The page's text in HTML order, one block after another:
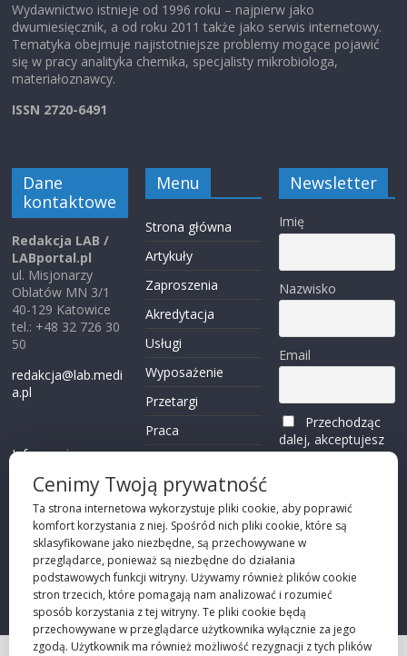
Wydawnictwo istnieje od 1996 roku – najpierw jako
dwumiesięcznik, a od roku 2011 także jako serwis internetowy.
Tematyka obejmuje najistotniejsze problemy mogące pojawić
się w pracy analityka chemika, specjalisty mikrobiologa,
materiałoznawcy.
ISSN 2720-6491
Dane
kontaktowe
Redakcja LAB /
LABportal.pl
ul. Misjonarzy
Oblatów MN 3/1
40-129 Katowice
tel.: +48 32 726 30
50
redakcja@lab.medi
a.pl
Informacje o
Przechodząc dalej,
akceptujeszpolity
kę prywatności
Menu
Strona główna
Artykuły
Zaproszenia
Akredytacja
Usługi
Wyposażenie
Przetargi
Praca
Kontakt
Newsletter
Imię
Nazwisko
Email
Przechodząc
dalej, akceptujesz
politykę
Cenimy Twoją prywatność
Ta strona internetowa wykorzystuje pliki cookie, aby poprawić
komfort korzystania z niej. Spośród nich pliki cookie, które są
sklasyfikowane jako niezbędne, są przechowywane w
przeglądarce, ponieważ są niezbędne do działania
podstawowych funkcji witryny. Używamy również plików cookie
stron trzecich, które pomagają nam analizować i rozumieć
sposób korzystania z tej witryny. Te pliki cookie będą
przechowywane w przeglądarce użytkownika wyłącznie za jego
zgodą. Użytkownik ma również możliwość rezygnacji z tych plików